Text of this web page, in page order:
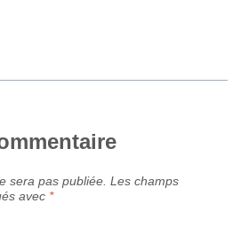
sera pas publiée. Les champs
avec *